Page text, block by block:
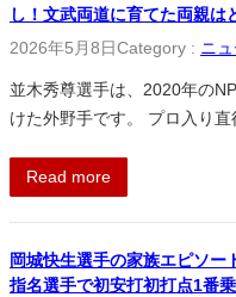
し！文武両道に育てた両親は
2026年5月8日Category : ニ
並木秀尊選手は、2020年の
けた外野手です。 プロ入り
Read more
岡城快生選手の家族エピソー
指名選手で初安打初打点1番